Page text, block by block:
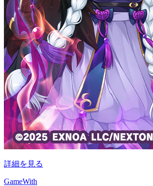
詳細を見る
GameWith